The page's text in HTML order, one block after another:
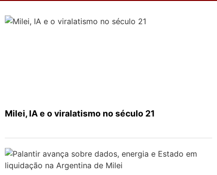
Milei, IA e o viralatismo no século 21